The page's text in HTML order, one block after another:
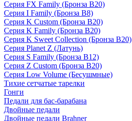
Серия FX Family (Бронза B20)
Серия I Family (Бронза B8)
Серия K Custom (Бронза B20)
Серия K Family (Бронза B20)
Серия K Sweet Collection (Бронза B20)
Серия Planet Z (Латунь)
Серия S Family (Бронза B12)
Серия Z Custom (Бронза B20)
Серия Low Volume (Бесушмные)
Тихие сетчатые тарелки
Гонги
Педали для бас-барабана
Двойные педали
Двойные педали Brahner